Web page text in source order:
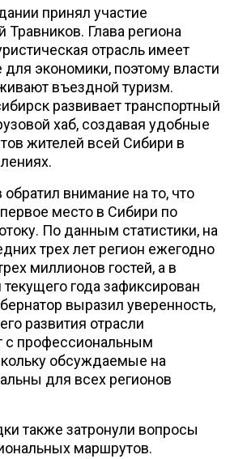
принял участие
Травников. Глава региона
отрасль имеет
экономики, поэтому власти
въездной туризм.
развивает транспортный
хаб, создавая удобные
жителей всей Сибири в
внимание на то, что
место в Сибири по
По данным статистики, на
трех лет регион ежегодно
миллионов гостей, а в
года зафиксирован
выразил уверенность,
развития отрасли
с профессиональным
обсуждаемые на
для всех регионов
также затронули вопросы
маршрутов.